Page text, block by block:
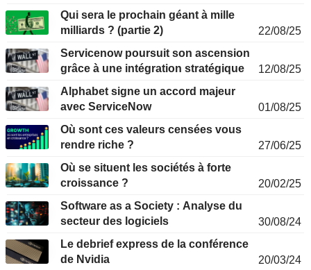
Qui sera le prochain géant à mille
milliards ? (partie 2)
22/08/25
Servicenow poursuit son ascension
grâce à une intégration stratégique
12/08/25
Alphabet signe un accord majeur
avec ServiceNow
01/08/25
Où sont ces valeurs censées vous
rendre riche ?
27/06/25
Où se situent les sociétés à forte
croissance ?
20/02/25
Software as a Society : Analyse du
secteur des logiciels
30/08/24
Le debrief express de la conférence
de Nvidia
20/03/24